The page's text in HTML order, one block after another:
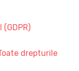
drepturile